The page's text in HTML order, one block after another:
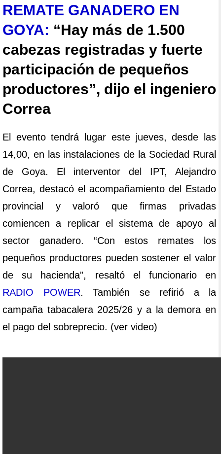
REMATE GANADERO EN
GOYA: “Hay más de 1.500
cabezas registradas y fuerte
participación de pequeños
productores”, dijo el ingeniero
Correa
El evento tendrá lugar este jueves, desde las
14,00, en las instalaciones de la Sociedad Rural
de Goya. El interventor del IPT, Alejandro
Correa, destacó el acompañamiento del Estado
provincial y valoró que firmas privadas
comiencen a replicar el sistema de apoyo al
sector ganadero. “Con estos remates los
pequeños productores pueden sostener el valor
de su hacienda”, resaltó el funcionario en
RADIO POWER. También se refirió a la
campaña tabacalera 2025/26 y a la demora en
el pago del sobreprecio. (ver video)